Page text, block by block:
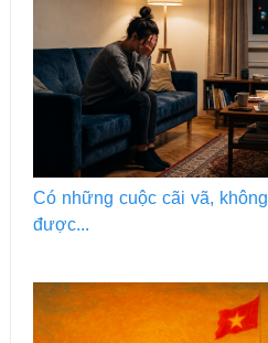
Có những cuộc cãi vã,
được...